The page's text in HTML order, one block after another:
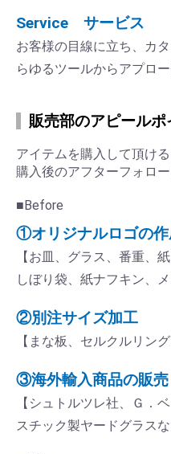
Service サービス
お客様の目線に立ち、カ
らゆるツールからアプロ
販売部のアピールポ
アイテムを購入して頂け
購入後のアフターフォロ
■Before
①オリジナルロゴの
【お皿、グラス、番重、
しぼり袋、紙ナフキン、
②別注サイズ加工
【まな板、セルクルリン
③海外輸入商品の販売
【シュトルツレ社、Ｇ．
スチック製ヤードグラスな